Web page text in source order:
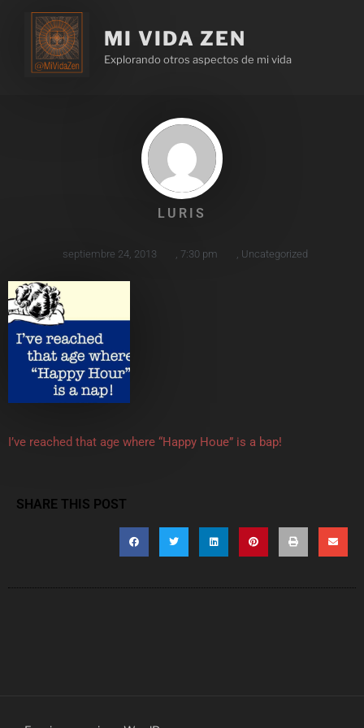
MI VIDA ZEN
Explorando otros aspectos de mi vida
LURIS
septiembre 24, 2013 7:30 pm Uncategorized
I’ve reached that age where “Happy Houe” is a bap!
SHARE THIS POST